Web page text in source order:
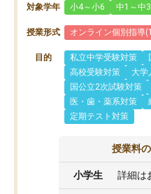
対象学年 小4～小6 中1～中3
授業形式 オンライン個別指導
目的 私立中学受験対策
高校受験対策
大学
国公立2次試験対策
医・歯・薬系対策
定期テスト対策
授業料
小学生 詳細は